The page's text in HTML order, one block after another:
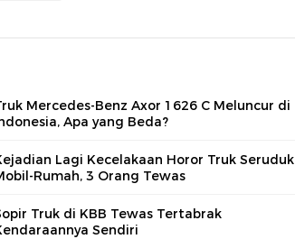
Mercedes-Benz Axor 1626 C Meluncur di
Apa yang Beda?
Lagi Kecelakaan Horor Truk Seruduk
Rumah, 3 Orang Tewas
Truk di KBB Tewas Tertabrak
Sendiri